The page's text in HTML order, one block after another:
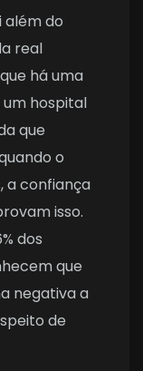
além do
real
há uma
hospital
que
o
a confiança
isso.
dos
que
negativa a
de